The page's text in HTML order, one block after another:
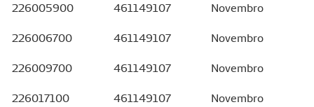
226005900 461149107 Novembro
226006700 461149107 Novembro
226009700 461149107 Novembro
226017100 461149107 Novembro